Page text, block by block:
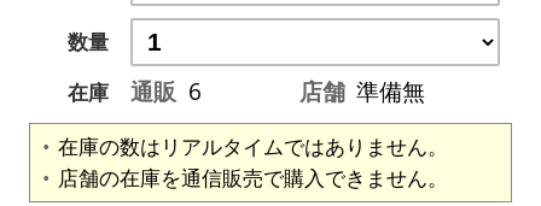
数量
在庫
通販 6 店舗 準備無
在庫の数はリアルタイムではありません。
店舗の在庫を通信販売で購入できません。